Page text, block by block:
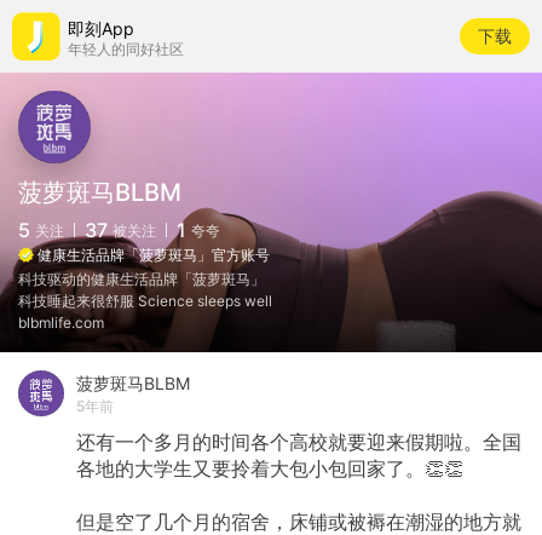
即刻App
年轻人的同好社区
下载
菠萝斑马BLBM
5 关注 37 被关注 1 夸夸
健康生活品牌「菠萝斑马」官方账号
科技驱动的健康生活品牌「菠萝斑马」
科技睡起来很舒服 Science sleeps well
blbmlife.com
菠萝斑马BLBM
5年前
还有一个多月的时间各个高校就要迎来假期啦。全国
各地的大学生又要拎着大包小包回家了。👏👏
但是空了几个月的宿舍，床铺或被褥在潮湿的地方就